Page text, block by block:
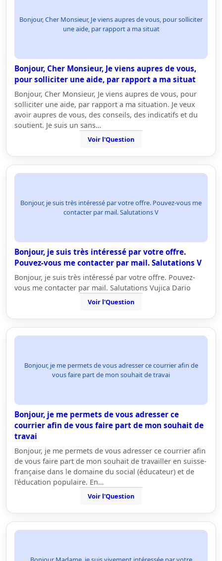
Bonjour, Cher Monsieur, Je viens aupres de vous, pour solliciter
une aide, par rapport a ma situat
Bonjour, Cher Monsieur, Je viens aupres de vous,
pour solliciter une aide, par rapport a ma situat
Bonjour, Cher Monsieur, Je viens aupres de vous, pour
solliciter une aide, par rapport a ma situation. Je veux
avoir aupres de vous, des conseils, des indicatifs et du
soutient. Je suis un sans…
Voir l'Question
Bonjour, je suis très intéressé par votre offre. Pouvez-vous me
contacter par mail. Salutations V
Bonjour, je suis très intéressé par votre offre.
Pouvez-vous me contacter par mail. Salutations V
Bonjour, je suis très intéressé par votre offre. Pouvez-
vous me contacter par mail. Salutations Vujica Dario
Voir l'Question
Bonjour, je me permets de vous adresser ce courrier afin de
vous faire part de mon souhait de travai
Bonjour, je me permets de vous adresser ce
courrier afin de vous faire part de mon souhait de
travai
Bonjour, je me permets de vous adresser ce courrier afin
de vous faire part de mon souhait de travailler en suisse-
française dans le domaine du social (éducateur) et de
l'éducation populaire. En…
Voir l'Question